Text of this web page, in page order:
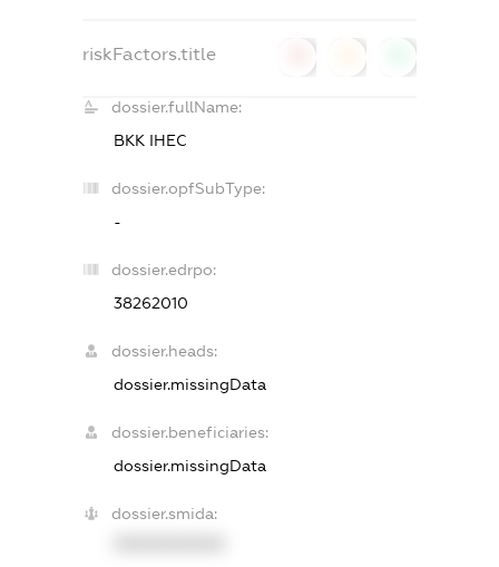
riskFactors.title
dossier.fullName:
ВКК ІНЕС
dossier.opfSubType:
-
dossier.edrpo:
38262010
dossier.heads:
dossier.missingData
dossier.beneficiaries:
dossier.missingData
dossier.smida: